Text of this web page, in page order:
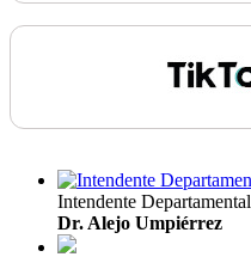
Intendente Departamental
Dr. Alejo Umpiérrez